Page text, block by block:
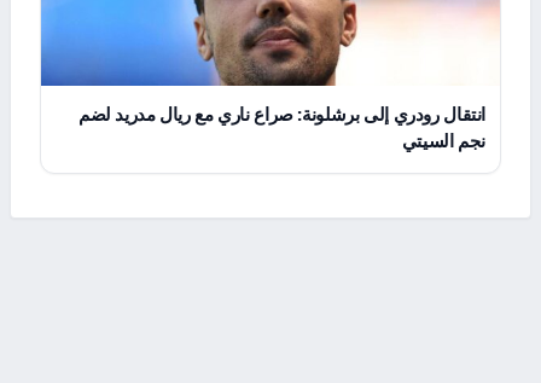
انتقال رودري إلى برشلونة: صراع ناري مع ريال مدريد لضم
نجم السيتي